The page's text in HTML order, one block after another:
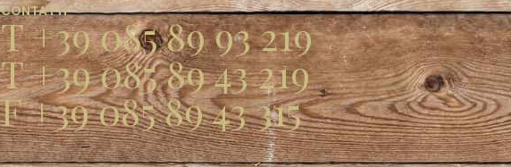
CONTATTI
T +39 085 89 93 219
T +39 085 89 43 219
F +39 085 89 43 315